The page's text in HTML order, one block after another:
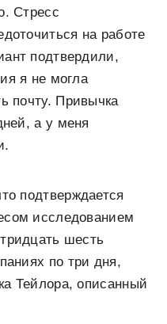
Стресс
на работе
подтвердили,
я не могла
почту. Привычка
а у меня
подтверждается
исследованием
шесть
по три дня,
Тейлора, описанный